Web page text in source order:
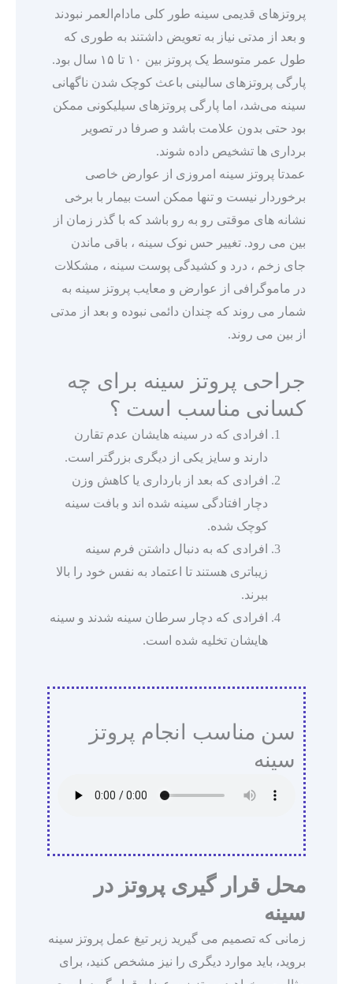
پروتزهای قدیمی سینه طور کلی مادام‌العمر نبودند
و بعد از مدتی نیاز به تعویض داشتند به طوری که
طول عمر متوسط یک پروتز بین ۱۰ تا ۱۵ سال بود.
پارگی پروتزهای سالینی باعث کوچک شدن ناگهانی
سینه می‌شد، اما پارگی پروتزهای سیلیکونی ممکن
بود حتی بدون علامت باشد و صرفا در تصویر
برداری ها تشخیص داده شوند.
عمدتا پروتز سینه امروزی از عوارض خاصی
برخوردار نیست و تنها ممکن است بیمار با برخی
نشانه های موقتی رو به رو باشد که با گذر زمان از
بین می رود. تغییر حس نوک سینه ، باقی ماندن
جای زخم ، درد و کشیدگی پوست سینه ، مشکلات
در ماموگرافی از عوارض و معایب پروتز سینه به
شمار می روند که چندان دائمی نبوده و بعد از مدتی
از بین می روند.
جراحی پروتز سینه برای چه
کسانی مناسب است ؟
افرادی که در سینه هایشان عدم تقارن
دارند و سایز یکی از دیگری بزرگتر است.
افرادی که بعد از بارداری یا کاهش وزن
دچار افتادگی سینه شده اند و بافت سینه
کوچک شده.
افرادی که به دنبال داشتن فرم سینه
زیباتری هستند تا اعتماد به نفس خود را بالا
ببرند.
افرادی که دچار سرطان سینه شدند و سینه
هایشان تخلیه شده است.
سن مناسب انجام پروتز
سینه
محل قرار گیری پروتز در
سینه
زمانی که تصمیم می گیرید زیر تیغ عمل پروتز سینه
بروید، باید موارد دیگری را نیز مشخص کنید، برای